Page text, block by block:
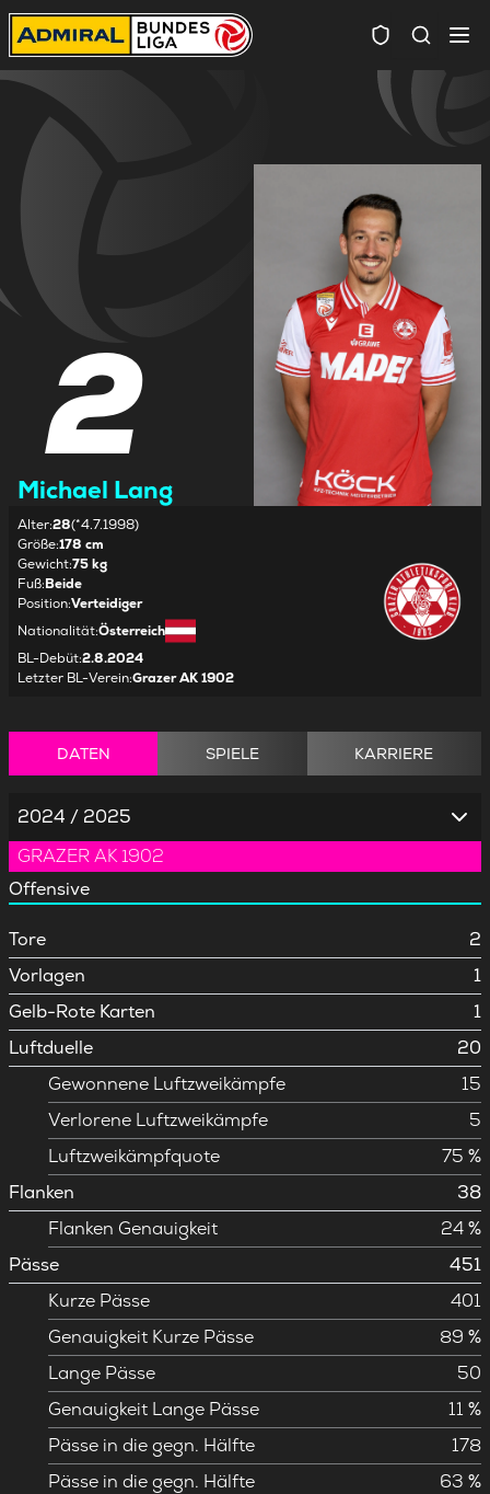
2
Michael Lang
Alter:28(*4.7.1998)
Größe:178 cm
Gewicht:75 kg
Fuß:Beide
Position:Verteidiger
Nationalität:Österreich
BL-Debüt:2.8.2024
Letzter BL-Verein:Grazer AK 1902
DATEN SPIELE KARRIERE
2024 / 2025
GRAZER AK 1902
Offensive
Tore
2
Vorlagen
1
Gelb-Rote Karten
1
Luftduelle
20
Gewonnene Luftzweikämpfe
15
Verlorene Luftzweikämpfe
5
Luftzweikämpfquote
75 %
Flanken
38
Flanken Genauigkeit
24 %
Pässe
451
Kurze Pässe
401
Genauigkeit Kurze Pässe
89 %
Lange Pässe
50
Genauigkeit Lange Pässe
11 %
Pässe in die gegn. Hälfte
178
Pässe in die gegn. Hälfte
63 %